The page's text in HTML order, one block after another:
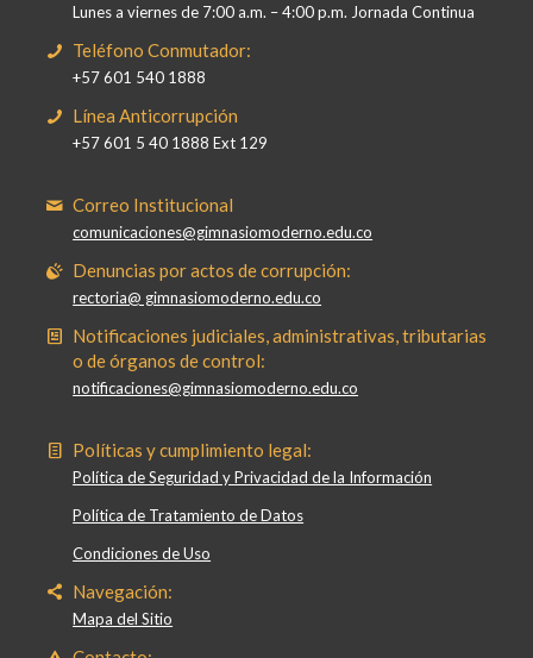
Lunes a viernes de 7:00 a.m. – 4:00 p.m. Jornada Continua
Teléfono Conmutador:
+57 601 540 1888
Línea Anticorrupción
+57 601 5 40 1888 Ext 129
Correo Institucional
comunicaciones@gimnasiomoderno.edu.co
Denuncias por actos de corrupción:
rectoria@ gimnasiomoderno.edu.co
Notificaciones judiciales, administrativas, tributarias
o de órganos de control:
notificaciones@gimnasiomoderno.edu.co
Políticas y cumplimiento legal:
Política de Seguridad y Privacidad de la Información
Política de Tratamiento de Datos
Condiciones de Uso
Navegación:
Mapa del Sitio